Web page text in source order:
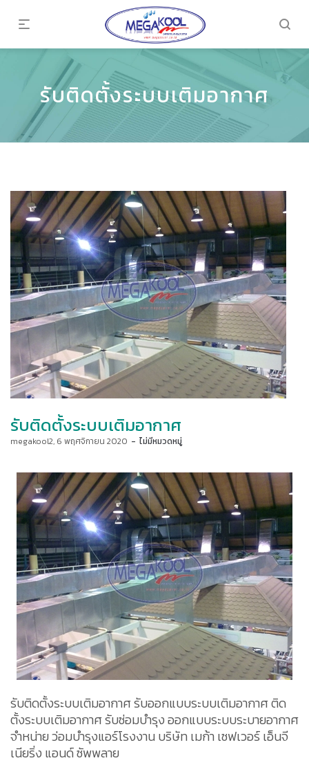
รับติดตั้งระบบเติมอากาศ
รับติดตั้งระบบเติมอากาศ
by
megakool2 6 พฤศจิกายน 2020 ไม่มีหมวดหมู่
รับติดตั้งระบบเติมอากาศ รับออกแบบระบบเติมอากาศ ติด
ตั้งระบบเติมอากาศ รับซ่อมบำรุง ออกแบบระบบระบายอากาศ
จำหน่าย ว่อมบำรุงแอร์โรงงาน บริษัท เมก้า เซฟเวอร์ เอ็นจี
เนียริ่ง แอนด์ ซัพพลาย